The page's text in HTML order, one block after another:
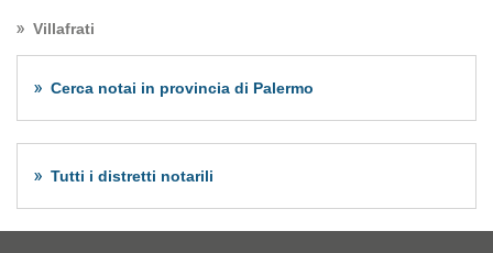
Villafrati
Cerca notai in provincia di Palermo
Tutti i distretti notarili